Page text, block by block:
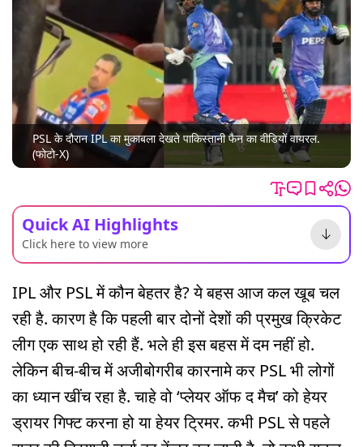
PSL के दौरान IPL का मुकाबला देखते पाकिस्तानी फैन का वीडि‍यों वायरल.
(फोटो-X)
Quick AI Highlights
Click here to view more
IPL और PSL में कौन बेहतर है? ये बहस आज कल खूब चल
रही है. कारण है क‍ि पहली बार दोनों देशों की प्रमुख क्रि‍केट
लीग एक साथ हो रही हैं. भले ही इस बहस में दम नहीं हो.
लेकिन बीच-बीच में अजीबोगरीब कारनामे कर PSL भी लोगों
का ध्यान खींच रहा है. चाहे वो ‘प्लेयर ऑफ द मैच’ को हेयर
ड्रायर ग‍िफ्ट करना हो या हेयर ट्र‍िमर. कभी PSL से पहले